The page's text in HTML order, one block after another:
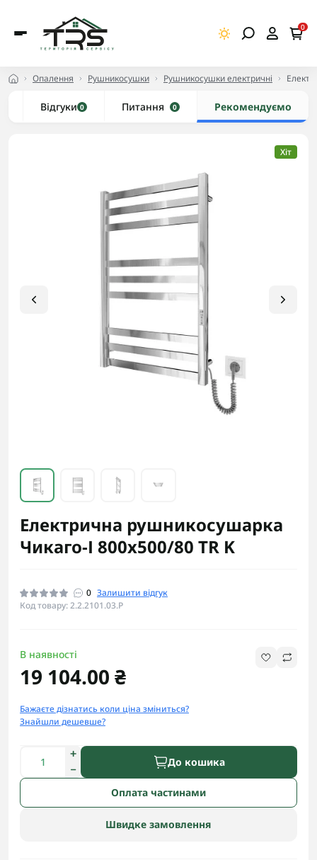
0
Опалення Рушникосушки Рушникосушки електричні
Відгуки 0 Питання 0 Рекомендуємо
Хіт
Електрична рушникосушарка
Чикаго-І 800х500/80 TR K
0 Залишити відгук
Код товару: 2.2.2101.03.P
В наявності
19 104.00 ₴
Бажаєте дізнатись коли ціна зміниться?
Знайшли дешевше?
До кошика
Оплата частинами
Швидке замовлення